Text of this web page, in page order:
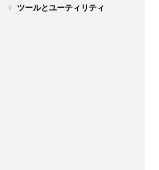
ツールとユーティリティ